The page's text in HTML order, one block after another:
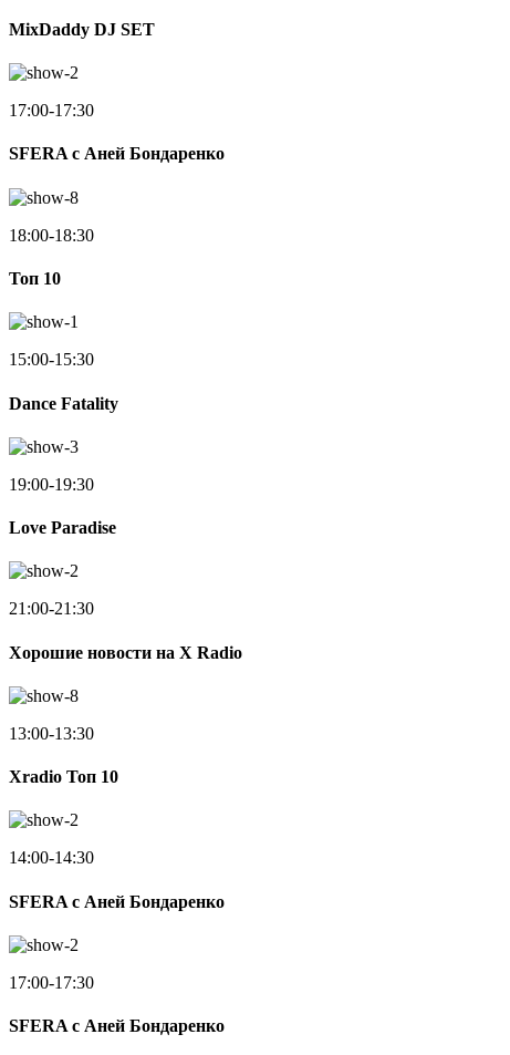
MixDaddy DJ SET
17:00-17:30
SFERA с Аней Бондаренко
18:00-18:30
Toп 10
15:00-15:30
Dance Fatality
19:00-19:30
Love Paradise
21:00-21:30
Хорошие новости на X Radio
13:00-13:30
Xradio Топ 10
14:00-14:30
SFERA с Аней Бондаренко
17:00-17:30
SFERA с Аней Бондаренко